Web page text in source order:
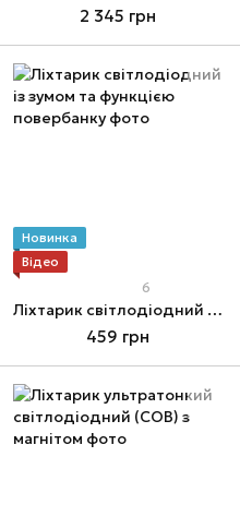
2 345 грн
Новинка
Відео
6
Ліхтарик світлодіодний із зумом та функцією повербанку
459 грн